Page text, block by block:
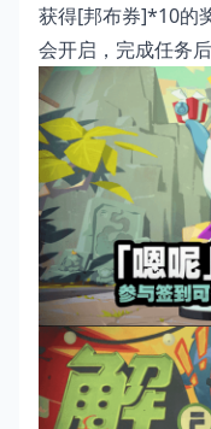
获得[邦布券]*10的
会开启，完成任务